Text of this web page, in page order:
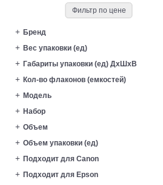
Фильтр по цене
Бренд
Вес упаковки (ед)
Габариты упаковки (ед) ДхШхВ
Кол-во флаконов (емкостей)
Модель
Набор
Объем
Объем упаковки (ед)
Подходит для Canon
Подходит для Epson